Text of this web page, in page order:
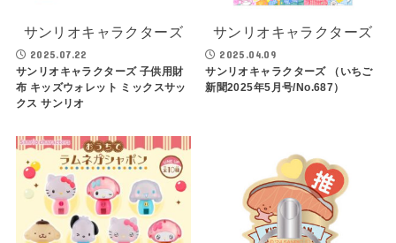
サンリオキャラクターズ
2025.07.22
サンリオキャラクターズ 子供用財
布 キッズウォレット ミックスサッ
クス サンリオ
サンリオキャラクターズ
2025.04.09
サンリオキャラクターズ （いちご
新聞2025年5月号/No.687）